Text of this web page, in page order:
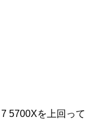
5700Xを上回って